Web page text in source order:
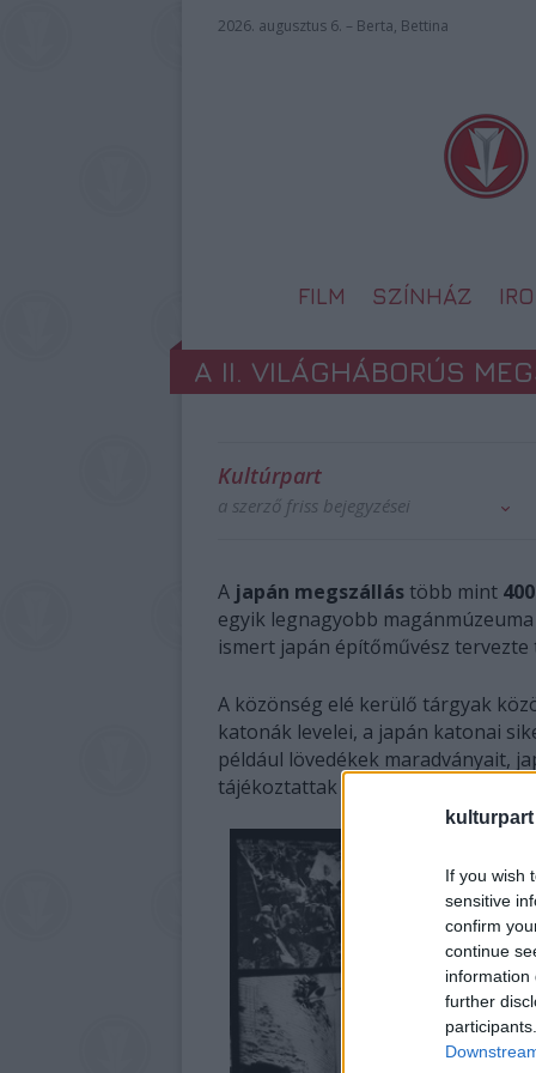
kulturpart
If you wish
sensitive
confirm
continue
information
further
2026. augusztus 6. – Berta, Bettina
FILM SZÍNHÁZ
A II. VILÁGHÁBORÚS
Kultúrpart
a szerző friss bejegyzései
A japán megszállás több mint
egyik legnagyobb
ismert japán építőművész
A közönség elé kerülő tárgyak
katonák levelei, a japán katonai
például lövedékek maradványait,
tájékoztattak az Anzsen járáshoz